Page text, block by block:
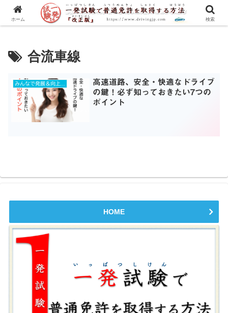
一発試験の流れから合格のコツまで、徹底解説！
合流車線
高速道路、安全・快適なドライブ
の鍵！必ず知っておきたい7つの
ポイント
HOME
ホーム 検索